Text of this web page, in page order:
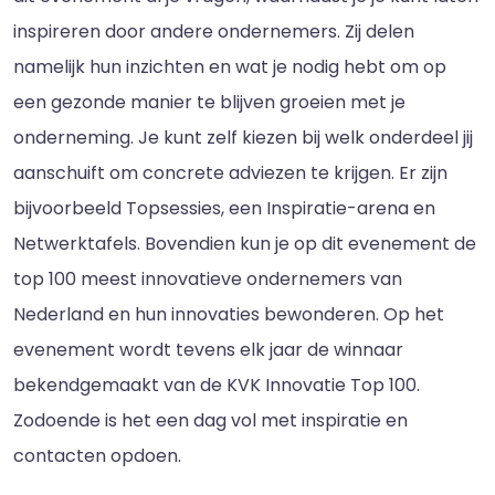
inspireren door andere ondernemers. Zij delen
namelijk hun inzichten en wat je nodig hebt om op
een gezonde manier te blijven groeien met je
onderneming. Je kunt zelf kiezen bij welk onderdeel jij
aanschuift om concrete adviezen te krijgen. Er zijn
bijvoorbeeld Topsessies, een Inspiratie-arena en
Netwerktafels. Bovendien kun je op dit evenement de
top 100 meest innovatieve ondernemers van
Nederland en hun innovaties bewonderen. Op het
evenement wordt tevens elk jaar de winnaar
bekendgemaakt van de KVK Innovatie Top 100.
Zodoende is het een dag vol met inspiratie en
contacten opdoen.